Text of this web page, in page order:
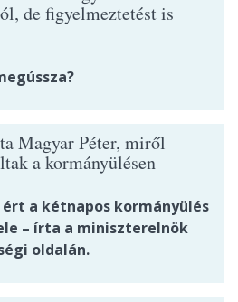
de figyelmeztetést is
Magyar Péter, miről
a kormányülésen
a kétnapos kormányülés
– írta a miniszterelnök
oldalán.